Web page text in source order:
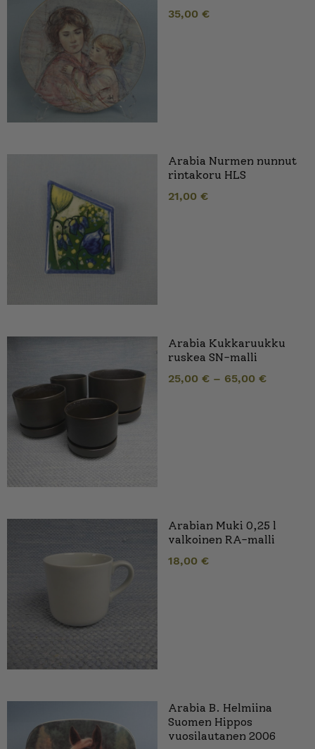
35,00 €
Arabia Nurmen nunnut
rintakoru HLS
21,00 €
Arabia Kukkaruukku
ruskea SN-malli
25,00 € – 65,00 €
Arabian Muki 0,25 l
valkoinen RA-malli
18,00 €
Arabia B. Helmiina
Suomen Hippos
vuosilautanen 2006